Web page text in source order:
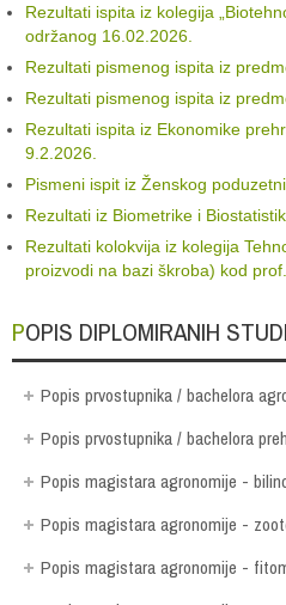
Rezultati ispita iz kolegija
održanog 16.02.2026.
Rezultati pismenog ispita iz
Rezultati pismenog ispita iz
Rezultati ispita iz Ekonomike
9.2.2026.
Pismeni ispit iz Ženskog
Rezultati iz Biometrike i
Rezultati kolokvija iz kolegija
proizvodi na bazi škroba) kod
POPIS DIPLOMIRANIH
Popis prvostupnika / bachelora
Popis prvostupnika / bachelora
Popis magistara agronomije -
Popis magistara agronomije -
Popis magistara agronomije -